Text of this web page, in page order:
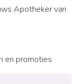
Apotheker van
en promoties